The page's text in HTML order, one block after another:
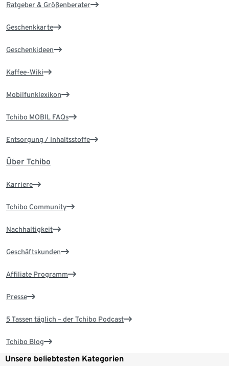
Ratgeber & Größenberater
Geschenkkarte
Geschenkideen
Kaffee-Wiki
Mobilfunklexikon
Tchibo MOBIL FAQs
Entsorgung / Inhaltsstoffe
Über Tchibo
Karriere
Tchibo Community
Nachhaltigkeit
Geschäftskunden
Affiliate Programm
Presse
5 Tassen täglich – der Tchibo Podcast
Tchibo Blog
Unsere beliebtesten Kategorien